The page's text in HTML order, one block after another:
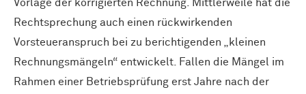
Vorlage der korrigierten Rechnung. Mittlerweile hat die
Rechtsprechung auch einen rückwirkenden
Vorsteueranspruch bei zu berichtigenden „kleinen
Rechnungsmängeln“ entwickelt. Fallen die Mängel im
Rahmen einer Betriebsprüfung erst Jahre nach der